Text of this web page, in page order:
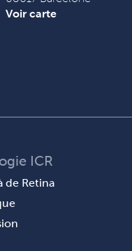
Voir carte
ICR
de Retina